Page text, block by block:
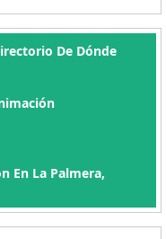
De Dónde
En La Palmera,